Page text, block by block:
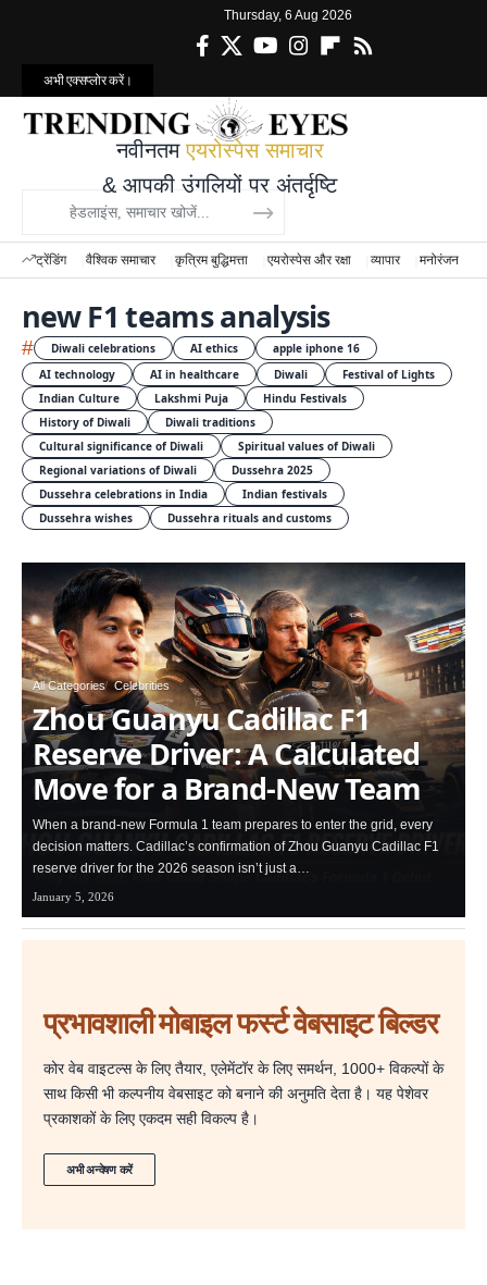
Thursday, 6 Aug 2026
अभी एक्सप्लोर करें।
नवीनतम एयरोस्पेस समाचार
& आपकी उंगलियों पर अंतर्दृष्टि
ट्रेंडिंग वैश्विक समाचार कृत्रिम बुद्धिमत्ता एयरोस्पेस और रक्षा व्यापार मनोरंजन
new F1 teams analysis
# Diwali celebrations AI ethics
apple iphone 16
AI technology
AI in healthcare Diwali
Festival of Lights
Indian Culture
Lakshmi Puja
Hindu Festivals
History of Diwali
Diwali traditions
Cultural significance of Diwali
Spiritual values of Diwali
Regional variations of Diwali
Dussehra 2025
Dussehra celebrations in India
Indian festivals
Dussehra wishes
Dussehra rituals and customs
All Categories Celebrities
Zhou Guanyu Cadillac F1
Reserve Driver: A Calculated
Move for a Brand-New Team
When a brand-new Formula 1 team prepares to enter the grid, every
decision matters. Cadillac’s confirmation of Zhou Guanyu Cadillac F1
reserve driver for the 2026 season isn’t just a…
January 5, 2026
प्रभावशाली मोबाइल फर्स्ट वेबसाइट बिल्डर
कोर वेब वाइटल्स के लिए तैयार, एलेमेंटॉर के लिए समर्थन, 1000+ विकल्पों के
साथ किसी भी कल्पनीय वेबसाइट को बनाने की अनुमति देता है। यह पेशेवर
प्रकाशकों के लिए एकदम सही विकल्प है।
अभी अन्वेषण करें